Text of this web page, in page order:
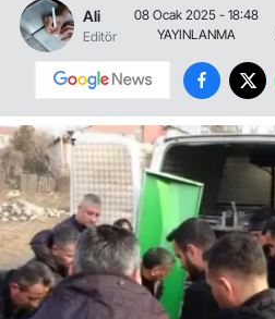
Ali
Editör
08 Ocak 2025 - 18:48
YAYINLANMA